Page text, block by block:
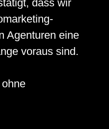
dass wir
Agenturen eine
voraus sind.